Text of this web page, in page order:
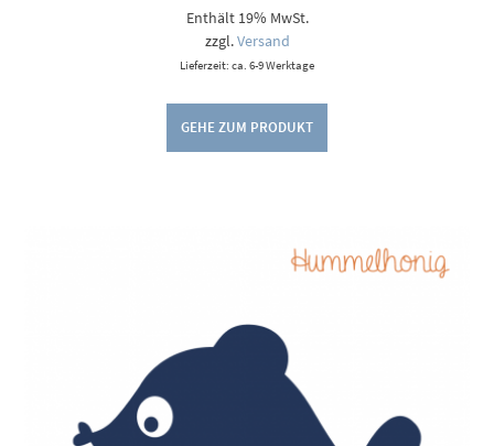
Enthält 19% MwSt.
zzgl.Versand
Lieferzeit: ca. 6-9 Werktage
GEHE ZUM PRODUKT